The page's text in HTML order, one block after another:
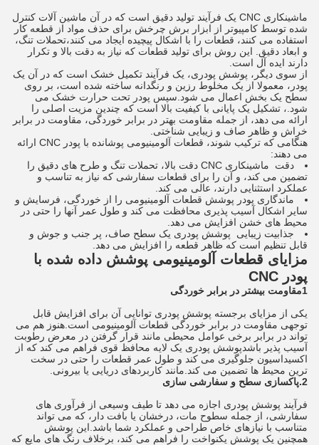
ماشینکاری CNC یک فرآیند تولید دقیق است که در آن ماشین آلات کنترل
شده توسط کامپیوتر از ابزار برش چرخش برای حذف مواد از قطعه کار
استفاده می کنند، قطعات را با اشکال پیچیده ایجاد می کنند،تحملات تنگ،
و ابعاد دقیق. این روش برای تولید قطعات که نیاز به دقت بالا و تکرار
دارند ایده آل است.
از سوی دیگر، پوشش پودری، یک فرآیند تکمیل خشک است که در آن یک
پودر، معمولا از یک مخلوط رزین و رنگدانه ساخته شده است، بر روی
سطح یک بخش اعمال می شود.سپس پودر تحت حرارت خشک می
شود.، تشکیل یک پایانی با کیفیت بالا است که چندین مزیت اصلی را
ارائه می دهد، از جمله مقاومت بهتر در برابر خوردگی، مقاومت در برابر
خراش و ظاهر صاف و زیبایی شناختی.
هنگامی که ترکیب شوند، قطعات آلومینیومی پوشانده با پودر CNC ارائه
می دهند:
دقت ️ ماشینکاری CNC دقت بالا، تحملات تنگ و طرح های دقیق را
تضمین می کند، و آن را برای قطعات سفارشی که نیاز به تناسب و
عملکرد استثنایی دارند، عالی می کند.
ماندگاری پودر پوشش قطعات آلومینیومی را از خوردگی، فرسایش و
سایر اشکال آسیب پذیری محافظت می کند و طول عمر آنها را حتی در
محیط های خشن افزایش می دهد.
جذابیت زیبایی ️ پوشش پودری یک سطح صاف، پر جنب و جوش و
قابل تنظیم است که ظاهر قطعه را افزایش می دهد.
مزایای قطعات آلومینیومی پوشش داده شده با
پودر CNC
1مقاومت بیشتر در برابر خوردگی
یکی از مزایای برجسته پوشش پودری توانایی آن برای افزایش قابل
توجهی مقاومت در برابر خوردگی قطعات آلومینیومی است.هنوز هم می
تواند در برابر برخی عوامل محیطی مانند قرار گرفتن در معرض رطوبت
آسیب پذیر باشدپوشش پودری یک لایه محافظ قوی فراهم می کند که از
اکسیداسیون جلوگیری می کند و طول عمر قطعات را حتی در سخت
ترین محیط ها تضمین می کند.مانند کاربردهای دریایی یا بیرونی.
2.پاکسازی سطح و سفارشی سازی
فرآیند پوشش پودری اجازه می دهد تا طیف وسیعی از فرآوری های
سفارشی، از جمله سطوح مات، درخشان یا بافت دار، که می تواند
متناسب با نیازهای خاص طراحی و عملکرد شما باشد.این پوشش
همچنین یک پوشش یکنواخت را فراهم می کند، برخلاف رنگ های مایع که